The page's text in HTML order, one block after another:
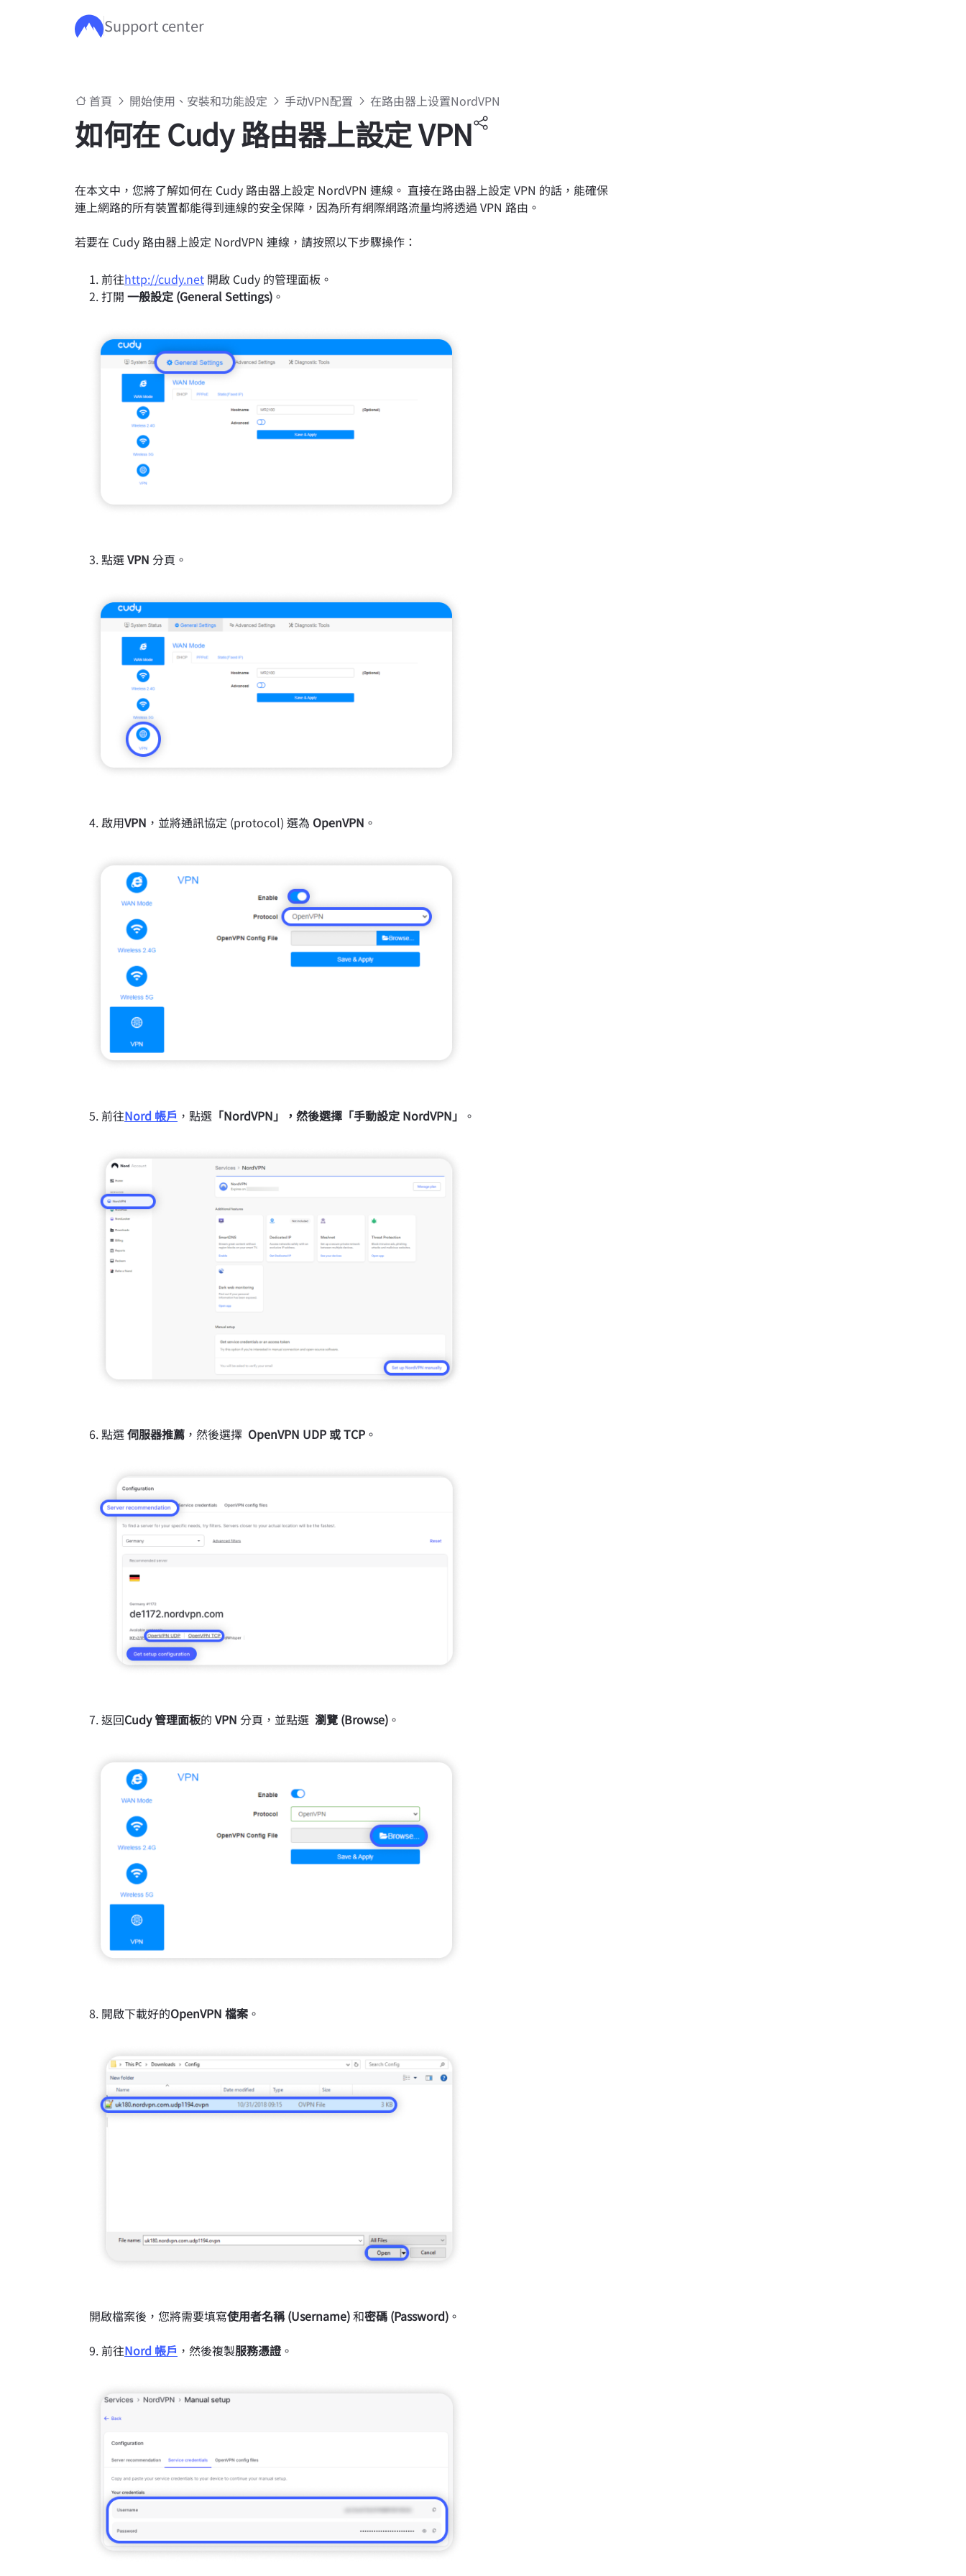
跳至主要內容
Support center
首頁 開始使用、安裝和功能設定 手动VPN配置 在路由器上设置NordVPN
如何在 Cudy 路由器上設定 VPN
在本文中，您將了解如何在 Cudy 路由器上設定 NordVPN 連線。 直接在路由器上設定 VPN 的話，能確保
連上網路的所有裝置都能得到連線的安全保障，因為所有網際網路流量均將透過 VPN 路由。
若要在 Cudy 路由器上設定 NordVPN 連線，請按照以下步驟操作：
前往http://cudy.net 開啟 Cudy 的管理面板。
打開 一般設定 (General Settings) 。
點選VPN 分頁。
啟用VPN ，並將通訊協定 (protocol) 選為 OpenVPN 。
前往Nord 帳戶 ，點選 「NordVPN」 ，然後選擇 「手動設定 NordVPN」 。
點選伺服器推薦 ，然後選擇 OpenVPN UDP 或TCP 。
返回Cudy 管理面板的 VPN 分頁，並點選 瀏覽 (Browse) 。
開啟下載好的OpenVPN 檔案 。
開啟檔案後，您將需要填寫使用者名稱 (Username)和密碼 (Password) 。
前往Nord 帳戶 ，然後複製服務憑證 。